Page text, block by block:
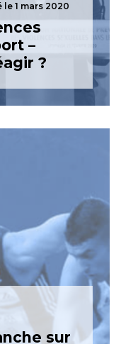
le 1 mars 2020
–
?
sur